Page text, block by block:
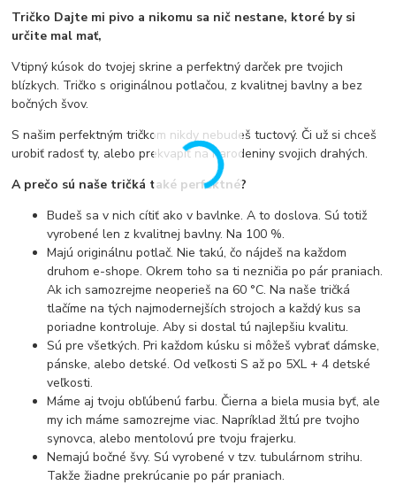
Tričko Dajte mi pivo a nikomu sa nič nestane, ktoré by si
určite mal mať,
Vtipný kúsok do tvojej skrine a perfektný darček pre tvojich
blízkych. Tričko s originálnou potlačou, z kvalitnej bavlny a bez
bočných švov.
S našim perfektným tričkom nikdy nebudeš tuctový. Či už si chceš
urobiť radosť ty, alebo prekvapiť na narodeniny svojich drahých.
A prečo sú naše tričká také perfektné?
Budeš sa v nich cítiť ako v bavlnke. A to doslova. Sú totiž
vyrobené len z kvalitnej bavlny. Na 100 %.
Majú originálnu potlač. Nie takú, čo nájdeš na každom
druhom e-shope. Okrem toho sa ti nezničia po pár praniach.
Ak ich samozrejme neoperieš na 60 °C. Na naše tričká
tlačíme na tých najmodernejších strojoch a každý kus sa
poriadne kontroluje. Aby si dostal tú najlepšiu kvalitu.
Sú pre všetkých. Pri každom kúsku si môžeš vybrať dámske,
pánske, alebo detské. Od veľkosti S až po 5XL + 4 detské
veľkosti.
Máme aj tvoju obľúbenú farbu. Čierna a biela musia byť, ale
my ich máme samozrejme viac. Napríklad žltú pre tvojho
synovca, alebo mentolovú pre tvoju frajerku.
Nemajú bočné švy. Sú vyrobené v tzv. tubulárnom strihu.
Takže žiadne prekrúcanie po pár praniach.